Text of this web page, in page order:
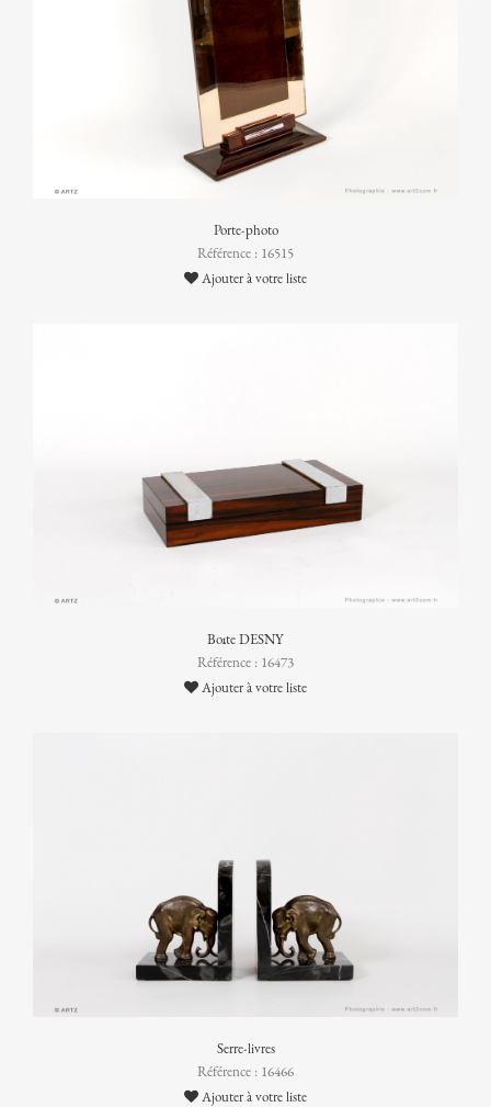
Porte-photo
Référence : 16515
Ajouter à votre liste
Boîte DESNY
Référence : 16473
Ajouter à votre liste
Serre-livres
Référence : 16466
Ajouter à votre liste